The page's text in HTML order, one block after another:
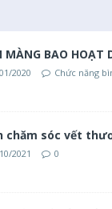
MÀNG BAO HOẠT
2020 Chức năng
chăm sóc vết
2021 0